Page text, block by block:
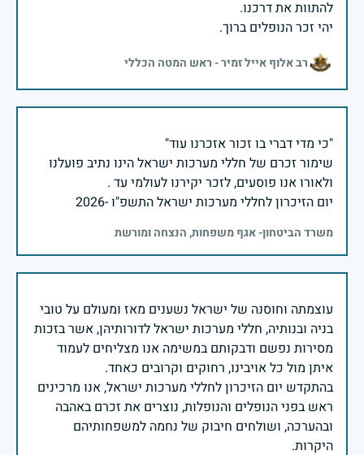
יהי זכר הנופלים ברוך.
רב אלוף אייל זמיר - ראש המטה הכללי
שימור זכרם של חללי מערכות ישראל הינו נתיב פועלנו
יום הזיכרון לחללי מערכות ישראל התשפ"ו -2026
משרד הביטחון- אגף משפחות, הנצחה ומורשת
עוצמתה וחוסנה של ישראל נשענים מאז ומעולם על טובי
בניה ובנותיה, חללי מערכות ישראל לדורותיהן, אשר בזכות
מסירות נפשם ודבקותם במשימה אנו מצליחים לעמוד
בהתקדש יום הזיכרון לחללי מערכות ישראל, אנו מרכינים
ראש בפני הנופלים והנופלות, נוצרים את זכרם באהבה
ובהערכה, ושולחים חיבוק של נחמה למשפחותיהם